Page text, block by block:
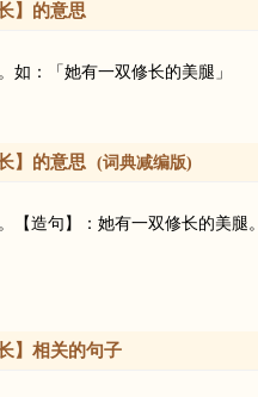
】的意思
如：「她有一双修长的美腿」
】的意思 (词典减编版)
【造句】：她有一双修长的美腿。
长】相关的句子